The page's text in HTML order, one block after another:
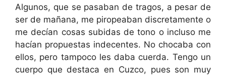
Algunos, que se pasaban de tragos, a pesar de
ser de mañana, me piropeaban discretamente o
me decían cosas subidas de tono o incluso me
hacían propuestas indecentes. No chocaba con
ellos, pero tampoco les daba cuerda. Tengo un
cuerpo que destaca en Cuzco, pues son muy